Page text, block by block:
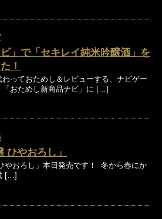
オンラインショップ
ビ」で「セキレイ純米吟醸酒」を
！
っておためし＆レビューする、ナビゲー
おためし新商品ナビ」に […]
ひやおろし」
やおろし」本日発売です！ 冬から春にか
[…]